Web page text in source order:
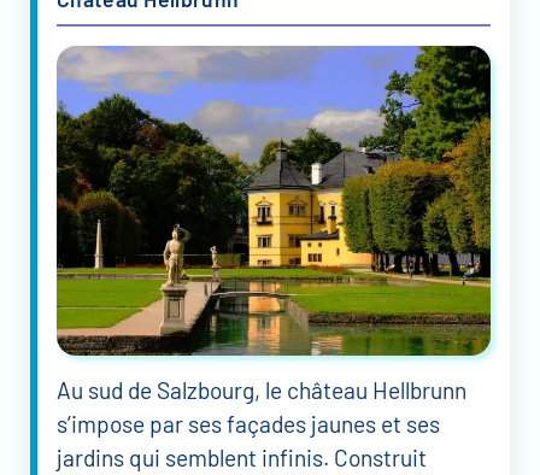
Au sud de Salzbourg, le château Hellbrunn
s’impose par ses façades jaunes et ses
jardins qui semblent infinis. Construit